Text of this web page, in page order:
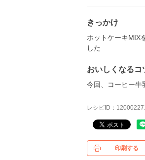
きっかけ
ホットケーキMIX
した
おいしくなるコ
今回、コーヒー牛
レシピID：
印刷する